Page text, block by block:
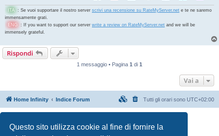
Questo sito utilizza cookie al fine di fornire la
ITA : Se vuoi supportare il nostro server scrivi una recensione su RateMyServer.net e te ne saremo
immensamente grati.
ENG : If you want to support our server write a review on RateMyServer.net and we will be
immensely grateful.
Rispondi
1 messaggio • Pagina 1 di 1
Vai a
Home Infinity Indice Forum Tutti gli orari sono UTC+02:00
Traduzione ItalianaphpBB-Italia.it